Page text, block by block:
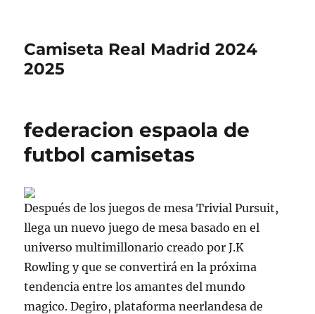
Camiseta Real Madrid 2024
2025
federacion espaola de
futbol camisetas
Después de los juegos de mesa Trivial Pursuit,
llega un nuevo juego de mesa basado en el
universo multimillonario creado por J.K
Rowling y que se convertirá en la próxima
tendencia entre los amantes del mundo
magico. Degiro, plataforma neerlandesa de